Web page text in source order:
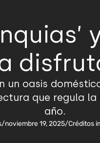
un oasis
que regula
año.
/noviembre 19, 2025/Créditos